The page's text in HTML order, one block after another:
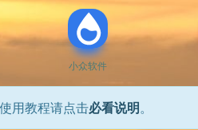
小众软件
用教程请点击必看说明。